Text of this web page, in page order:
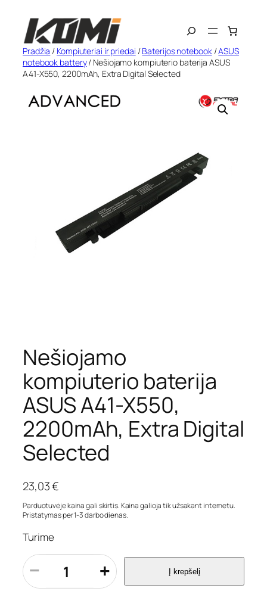
turinio
Search
Pradžia / Kompiuteriai ir priedai /Baterijos notebook/ASUS
notebook battery/ Nešiojamo kompiuterio baterija ASUS
A41-X550, 2200mAh, Extra Digital Selected
Nešiojamo
kompiuterio baterija
ASUS A41-X550,
2200mAh, Extra Digital
Selected
23,03€
Parduotuvėje kaina gali skirtis. Kaina galioja tik užsakant internetu.
Pristatymas per 1-3 darbo dienas.
Turime
p
r
o
− + Į krepšelį